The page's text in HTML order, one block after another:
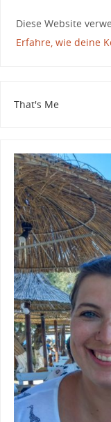
Diese Website
Erfahre, wie deine
That's Me